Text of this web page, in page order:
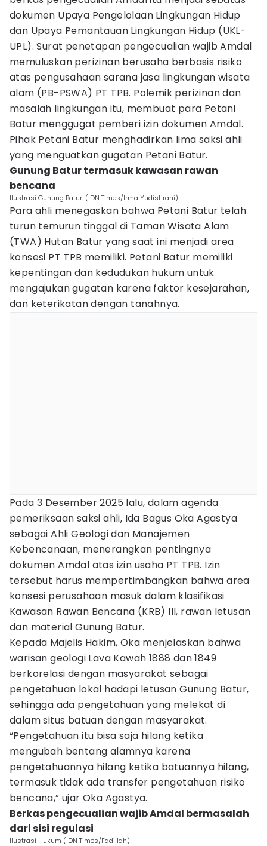
dokumen Upaya Pengelolaan Lingkungan Hidup
dan Upaya Pemantauan Lingkungan Hidup (UKL-
UPL). Surat penetapan pengecualian wajib Amdal
memuluskan perizinan berusaha berbasis risiko
atas pengusahaan sarana jasa lingkungan wisata
alam (PB-PSWA) PT TPB. Polemik perizinan dan
masalah lingkungan itu, membuat para Petani
Batur menggugat pemberi izin dokumen Amdal.
Pihak Petani Batur menghadirkan lima saksi ahli
yang menguatkan gugatan Petani Batur.
Gunung Batur termasuk kawasan rawan
bencana
Ilustrasi Gunung Batur. (IDN Times/Irma Yudistirani)
Para ahli menegaskan bahwa Petani Batur telah
turun temurun tinggal di Taman Wisata Alam
(TWA) Hutan Batur yang saat ini menjadi area
konsesi PT TPB memiliki. Petani Batur memiliki
kepentingan dan kedudukan hukum untuk
mengajukan gugatan karena faktor kesejarahan,
dan keterikatan dengan tanahnya.
Pada 3 Desember 2025 lalu, dalam agenda
pemeriksaan saksi ahli, Ida Bagus Oka Agastya
sebagai Ahli Geologi dan Manajemen
Kebencanaan, menerangkan pentingnya
dokumen Amdal atas izin usaha PT TPB. Izin
tersebut harus mempertimbangkan bahwa area
konsesi perusahaan masuk dalam klasifikasi
Kawasan Rawan Bencana (KRB) III, rawan letusan
dan material Gunung Batur.
Kepada Majelis Hakim, Oka menjelaskan bahwa
warisan geologi Lava Kawah 1888 dan 1849
berkorelasi dengan masyarakat sebagai
pengetahuan lokal hadapi letusan Gunung Batur,
sehingga ada pengetahuan yang melekat di
dalam situs batuan dengan masyarakat.
“Pengetahuan itu bisa saja hilang ketika
mengubah bentang alamnya karena
pengetahuannya hilang ketika batuannya hilang,
termasuk tidak ada transfer pengetahuan risiko
bencana,” ujar Oka Agastya.
Berkas pengecualian wajib Amdal bermasalah
dari sisi regulasi
Ilustrasi Hukum (IDN Times/Fadillah)